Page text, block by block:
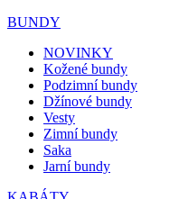
BUNDY
NOVINKY
Kožené bundy
Podzimní bundy
Džínové bundy
Vesty
Zimní bundy
Saka
Jarní bundy